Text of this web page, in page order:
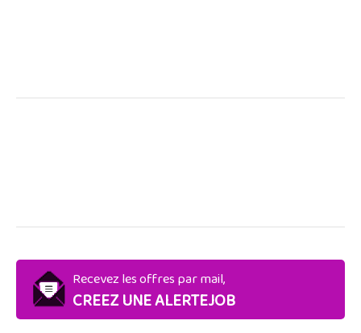
Recevez les offres par mail,
CREEZ UNE ALERTEJOB